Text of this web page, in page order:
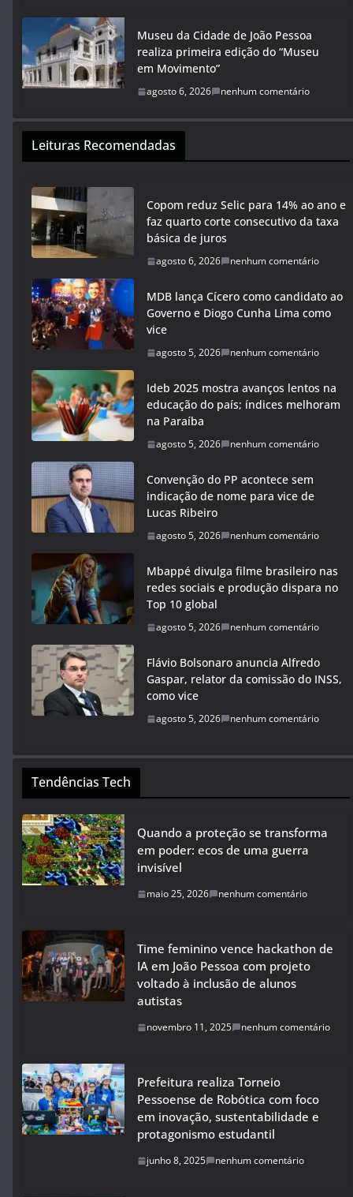
Museu da Cidade de João Pessoa
realiza primeira edição do “Museu
em Movimento”
agosto 6, 2026 nenhum comentário
Leituras Recomendadas
Copom reduz Selic para 14% ao ano e
faz quarto corte consecutivo da taxa
básica de juros
agosto 6, 2026 nenhum comentário
MDB lança Cícero como candidato ao
Governo e Diogo Cunha Lima como
vice
agosto 5, 2026 nenhum comentário
Ideb 2025 mostra avanços lentos na
educação do país; índices melhoram
na Paraíba
agosto 5, 2026 nenhum comentário
Convenção do PP acontece sem
indicação de nome para vice de
Lucas Ribeiro
agosto 5, 2026 nenhum comentário
Mbappé divulga filme brasileiro nas
redes sociais e produção dispara no
Top 10 global
agosto 5, 2026 nenhum comentário
Flávio Bolsonaro anuncia Alfredo
Gaspar, relator da comissão do INSS,
como vice
agosto 5, 2026 nenhum comentário
Tendências Tech
Quando a proteção se transforma
em poder: ecos de uma guerra
invisível
maio 25, 2026 nenhum comentário
Time feminino vence hackathon de
IA em João Pessoa com projeto
voltado à inclusão de alunos
autistas
novembro 11, 2025 nenhum comentário
Prefeitura realiza Torneio
Pessoense de Robótica com foco
em inovação, sustentabilidade e
protagonismo estudantil
junho 8, 2025 nenhum comentário